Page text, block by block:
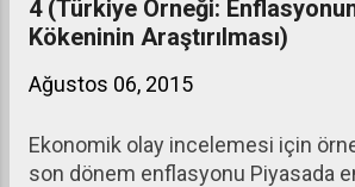
4 (Türkiye Örneği:
Kökeninin Araştırılması)
Ağustos 06, 2015
Ekonomik olay incelemesi için
son dönem enflasyonu Piyasada